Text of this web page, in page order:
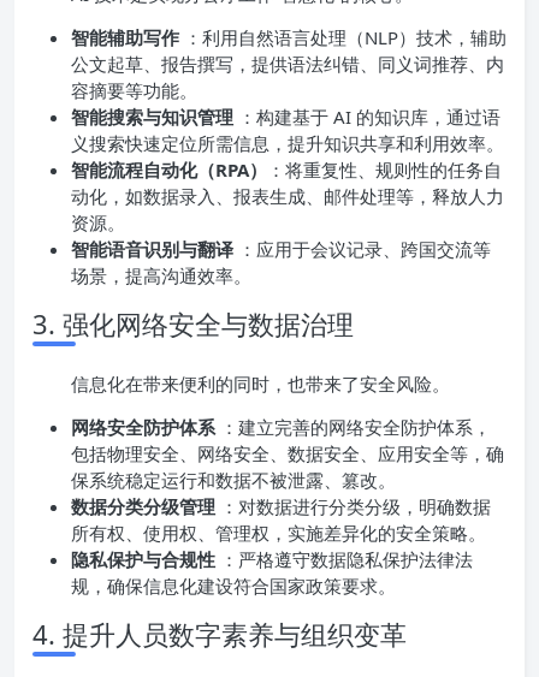
智能辅助写作 ：利用自然语言处理（NLP）技术，辅助
公文起草、报告撰写，提供语法纠错、同义词推荐、内
容摘要等功能。
智能搜索与知识管理 ：构建基于 AI 的知识库，通过语
义搜索快速定位所需信息，提升知识共享和利用效率。
智能流程自动化（RPA）
：将重复性、规则性的任务自
动化，如数据录入、报表生成、邮件处理等，释放人力
资源。
智能语音识别与翻译 ：应用于会议记录、跨国交流等
场景，提高沟通效率。
3. 强化网络安全与数据治理
信息化在带来便利的同时，也带来了安全风险。
网络安全防护体系 ：建立完善的网络安全防护体系，
包括物理安全、网络安全、数据安全、应用安全等，确
保系统稳定运行和数据不被泄露、篡改。
数据分类分级管理 ：对数据进行分类分级，明确数据
所有权、使用权、管理权，实施差异化的安全策略。
隐私保护与合规性 ：严格遵守数据隐私保护法律法
规，确保信息化建设符合国家政策要求。
4. 提升人员数字素养与组织变革